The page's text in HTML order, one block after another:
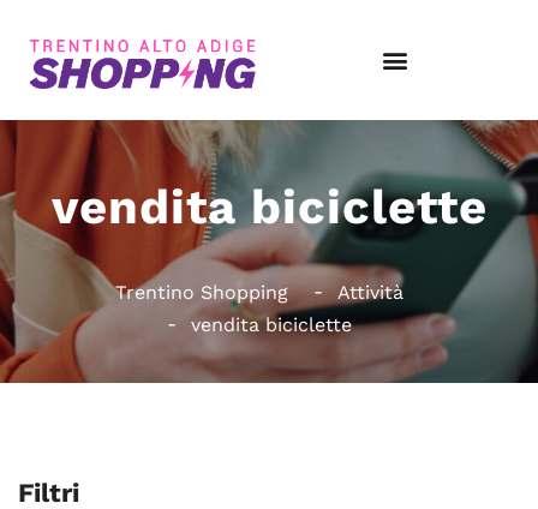
vendita biciclette
Trentino Shopping
Attività
vendita biciclette
Filtri